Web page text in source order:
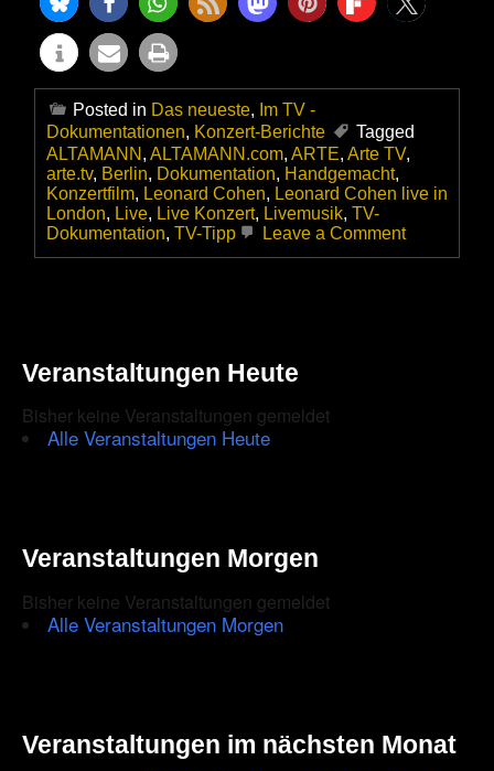
Posted in Das neueste, Im TV -
Dokumentationen, Konzert-Berichte
Tagged
ALTAMANN , ALTAMANN.com, ARTE, Arte TV,
arte.tv, Berlin, Dokumentation, Handgemacht,
Konzertfilm, Leonard Cohen, Leonard Cohen live in
London, Live, Live Konzert, Livemusik, TV-
Dokumentation, TV-Tipp Leave a Commenton
Veranstaltungen Heute
Bisher keine Veranstaltungen gemeldet
Alle Veranstaltungen Heute
Veranstaltungen Morgen
Bisher keine Veranstaltungen gemeldet
Alle Veranstaltungen Morgen
Veranstaltungen im nächsten Monat